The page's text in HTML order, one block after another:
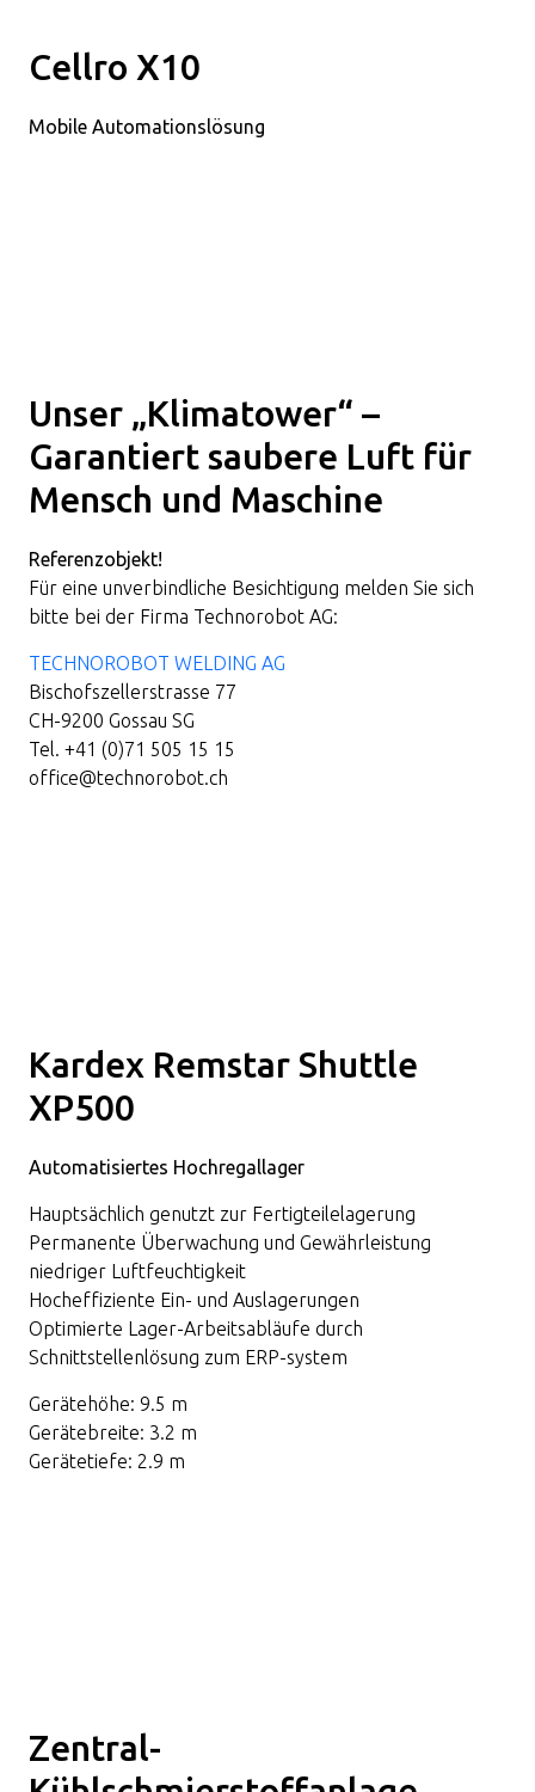
Cellro X10
Mobile Automationslösung
Unser „Klimatower“ –
Garantiert saubere Luft für
Mensch und Maschine
Referenzobjekt!
Für eine unverbindliche Besichtigung melden Sie sich
bitte bei der Firma Technorobot AG:
TECHNOROBOT WELDING AG
Bischofszellerstrasse 77
CH-9200 Gossau SG
Tel. +41 (0)71 505 15 15
office@technorobot.ch
Kardex Remstar Shuttle
XP500
Automatisiertes Hochregallager
Hauptsächlich genutzt zur Fertigteilelagerung
Permanente Überwachung und Gewährleistung
niedriger Luftfeuchtigkeit
Hocheffiziente Ein- und Auslagerungen
Optimierte Lager-Arbeitsabläufe durch
Schnittstellenlösung zum ERP-system
Gerätehöhe: 9.5 m
Gerätebreite: 3.2 m
Gerätetiefe: 2.9 m
Zentral-